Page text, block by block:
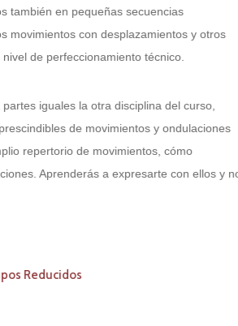
en pequeñas secuencias
con desplazamientos y otros
perfeccionamiento técnico.
iguales la otra disciplina del curso,
de movimientos y ondulaciones
de movimientos, cómo
Aprenderás a expresarte con ellos y no